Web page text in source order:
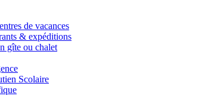
de vacances
& expéditions
gîte ou chalet
Scolaire